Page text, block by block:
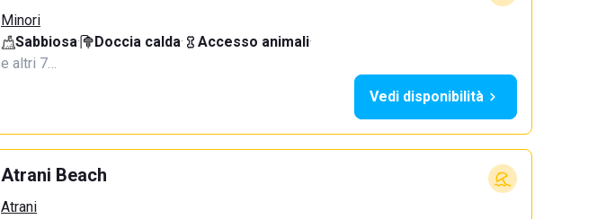
Minori
Sabbiosa· Doccia calda· Accesso animali·
e altri 7…
Vedi disponibilità
Atrani Beach
Atrani